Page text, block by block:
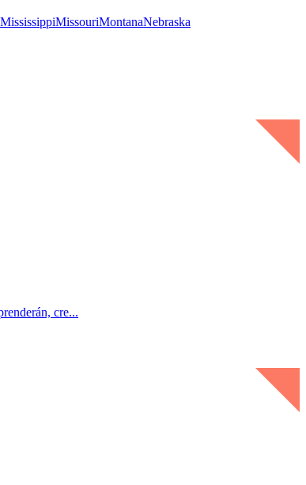
MississippiMissouriMontanaNebraska
cre...